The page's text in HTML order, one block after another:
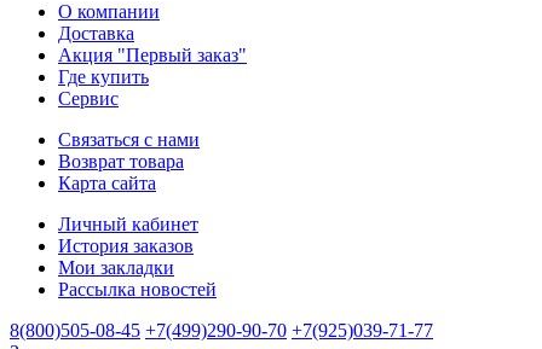
О компании
Доставка
Акция "Первый заказ"
Где купить
Сервис
Связаться с нами
Возврат товара
Карта сайта
Личный кабинет
История заказов
Мои закладки
Рассылка новостей
8(800)505-08-45 +7(499)290-90-70 +7(925)039-71-77